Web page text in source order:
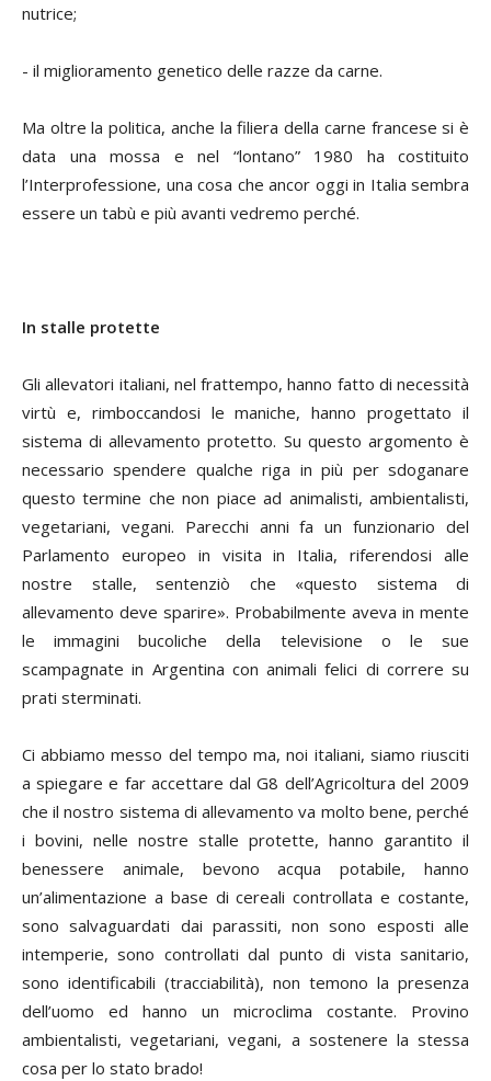
nutrice;
- il miglioramento genetico delle razze da carne.
Ma oltre la politica, anche la filiera della carne francese si è
data una mossa e nel “lontano” 1980 ha costituito
l’Interprofessione, una cosa che ancor oggi in Italia sembra
essere un tabù e più avanti vedremo perché.
In stalle protette
Gli allevatori italiani, nel frattempo, hanno fatto di necessità
virtù e, rimboccandosi le maniche, hanno progettato il
sistema di allevamento protetto. Su questo argomento è
necessario spendere qualche riga in più per sdoganare
questo termine che non piace ad animalisti, ambientalisti,
vegetariani, vegani. Parecchi anni fa un funzionario del
Parlamento europeo in visita in Italia, riferendosi alle
nostre stalle, sentenziò che «questo sistema di
allevamento deve sparire». Probabilmente aveva in mente
le immagini bucoliche della televisione o le sue
scampagnate in Argentina con animali felici di correre su
prati sterminati.
Ci abbiamo messo del tempo ma, noi italiani, siamo riusciti
a spiegare e far accettare dal G8 dell’Agricoltura del 2009
che il nostro sistema di allevamento va molto bene, perché
i bovini, nelle nostre stalle protette, hanno garantito il
benessere animale, bevono acqua potabile, hanno
un’alimentazione a base di cereali controllata e costante,
sono salvaguardati dai parassiti, non sono esposti alle
intemperie, sono controllati dal punto di vista sanitario,
sono identificabili (tracciabilità), non temono la presenza
dell’uomo ed hanno un microclima costante. Provino
ambientalisti, vegetariani, vegani, a sostenere la stessa
cosa per lo stato brado!